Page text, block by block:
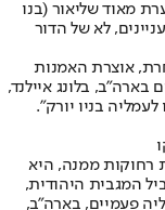
מאוד שליאור (בנו
לא של הדור
אוצרת האמנות
"היינו עשרה ימים בארה"ב, בלונג איילנד,
בניו יורק".
רחוקות ממנה, היא
המגבית היהודית,
פעמיים, בארה"ב,